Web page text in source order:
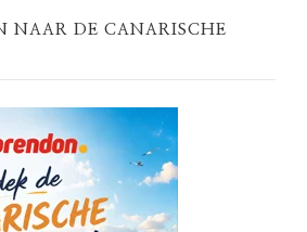
NAAR DE CANARISCHE